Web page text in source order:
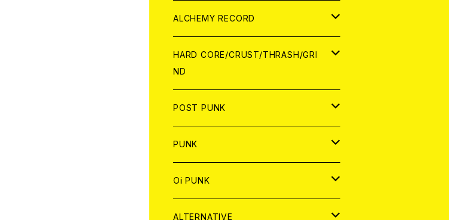
PATCH
アナログ
DIGITAL CONTENTS
ALCHEMY RECORD
CD
ANALOG
HARD CORE/CRUST/THRASH/GRI
ND
JAPAN
CD
ANALOG
WORLD
CD
ANALOG
POST PUNK
CD
JAPAN
WORLD
ANALOG
JAPAN
PUNK
JAPAN
CD
WORLD
Oi PUNK
JAPAN
ALTERNATIVE